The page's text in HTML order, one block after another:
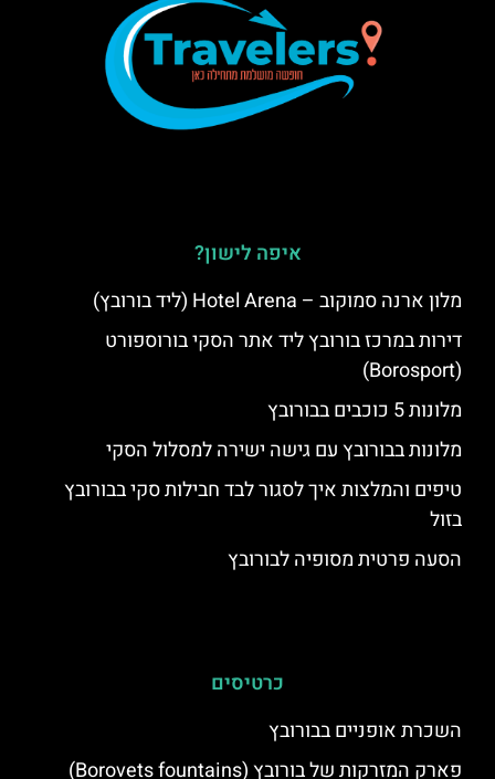
איפה לישון?
מלון ארנה סמוקוב – Hotel Arena (ליד בורובץ)
דירות במרכז בורובץ ליד אתר הסקי בורוספורט
(Borosport)
מלונות 5 כוכבים בבורובץ
מלונות בבורובץ עם גישה ישירה למסלול הסקי
טיפים והמלצות איך לסגור לבד חבילות סקי בבורובץ
בזול
הסעה פרטית מסופיה לבורובץ
כרטיסים
השכרת אופניים בבורובץ
פארק המזרקות של בורובץ (Borovets fountains)